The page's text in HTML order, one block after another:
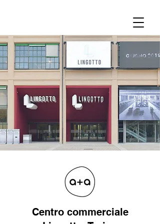
Centro commerciale